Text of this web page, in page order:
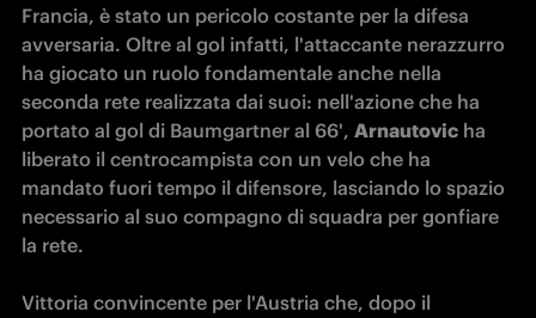
Francia, è stato un pericolo costante per la difesa
avversaria. Oltre al gol infatti, l'attaccante nerazzurro
ha giocato un ruolo fondamentale anche nella
seconda rete realizzata dai suoi: nell'azione che ha
portato al gol di Baumgartner al 66', Arnautovic ha
liberato il centrocampista con un velo che ha
mandato fuori tempo il difensore, lasciando lo spazio
necessario al suo compagno di squadra per gonfiare
la rete.
Vittoria convincente per l'Austria che, dopo il